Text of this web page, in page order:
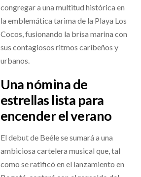
congregar a una multitud histórica en
la emblemática tarima de la Playa Los
Cocos, fusionando la brisa marina con
sus contagiosos ritmos caribeños y
urbanos.
Una nómina de
estrellas lista para
encender el verano
El debut de Beéle se sumará a una
ambiciosa cartelera musical que, tal
como se ratificó en el lanzamiento en